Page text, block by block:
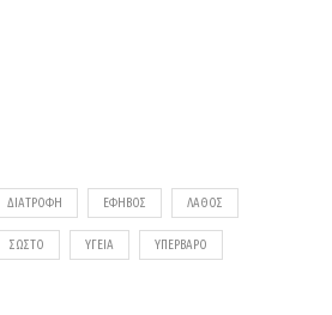
ΔΙΑΤΡΟΦΉ ΈΦΗΒΟΣ ΛΆΘΟΣ
ΣΩΣΤΌ ΥΓΕΊΑ ΥΠΈΡΒΑΡΟ